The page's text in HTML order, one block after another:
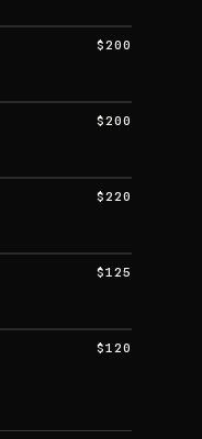
$200
$200
$220
$125
$120